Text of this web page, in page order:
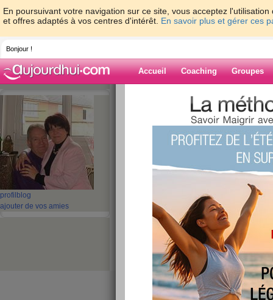
En poursuivant votre navigation sur ce site, vous acceptez
et offres adaptés à vos centres d'intérêt. En savoir plus et gérer ces
Bonjour !
Accueil Coaching Groupes
profil blog
ajouter de vos amies
>
Blog de
3 4
2eme semaine
publié le 01/02/2011 à 22:13
bonne journée à la maison. Plusieur envies
lire la suite